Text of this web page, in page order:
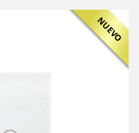
NUEVO